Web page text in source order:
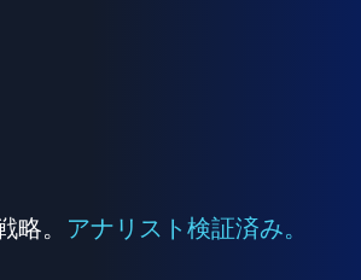
略。 アナリスト検証済み。